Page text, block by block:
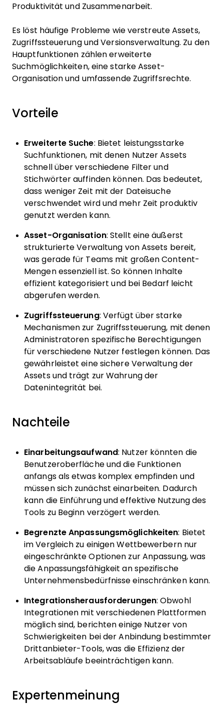
Produktivität und Zusammenarbeit.
Es löst häufige Probleme wie verstreute Assets,
Zugriffssteuerung und Versionsverwaltung. Zu den
Hauptfunktionen zählen erweiterte
Suchmöglichkeiten, eine starke Asset-
Organisation und umfassende Zugriffsrechte.
Vorteile
Erweiterte Suche: Bietet leistungsstarke
Suchfunktionen, mit denen Nutzer Assets
schnell über verschiedene Filter und
Stichwörter auffinden können. Das bedeutet,
dass weniger Zeit mit der Dateisuche
verschwendet wird und mehr Zeit produktiv
genutzt werden kann.
Asset-Organisation: Stellt eine äußerst
strukturierte Verwaltung von Assets bereit,
was gerade für Teams mit großen Content-
Mengen essenziell ist. So können Inhalte
effizient kategorisiert und bei Bedarf leicht
abgerufen werden.
Zugriffssteuerung: Verfügt über starke
Mechanismen zur Zugriffssteuerung, mit denen
Administratoren spezifische Berechtigungen
für verschiedene Nutzer festlegen können. Das
gewährleistet eine sichere Verwaltung der
Assets und trägt zur Wahrung der
Datenintegrität bei.
Nachteile
Einarbeitungsaufwand: Nutzer könnten die
Benutzeroberfläche und die Funktionen
anfangs als etwas komplex empfinden und
müssen sich zunächst einarbeiten. Dadurch
kann die Einführung und effektive Nutzung des
Tools zu Beginn verzögert werden.
Begrenzte Anpassungsmöglichkeiten: Bietet
im Vergleich zu einigen Wettbewerbern nur
eingeschränkte Optionen zur Anpassung, was
die Anpassungsfähigkeit an spezifische
Unternehmensbedürfnisse einschränken kann.
Integrationsherausforderungen: Obwohl
Integrationen mit verschiedenen Plattformen
möglich sind, berichten einige Nutzer von
Schwierigkeiten bei der Anbindung bestimmter
Drittanbieter-Tools, was die Effizienz der
Arbeitsabläufe beeinträchtigen kann.
Expertenmeinung